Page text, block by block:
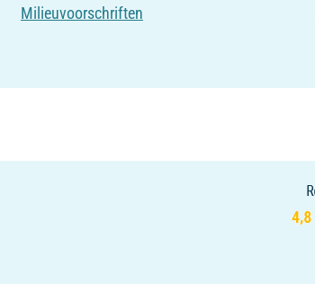
Milieuvoorschriften